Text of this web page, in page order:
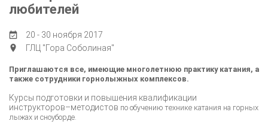
любителей
 20 - 30 ноября 2017
 ГЛЦ "Гора Соболиная"
Приглашаются все, имеющие многолетнюю практику катания, а
также сотрудники горнолыжных комплексов.
Курсы подготовки и повышения квалификации
инструкторов–методистов по обучению технике катания на горных
лыжах и сноуборде.